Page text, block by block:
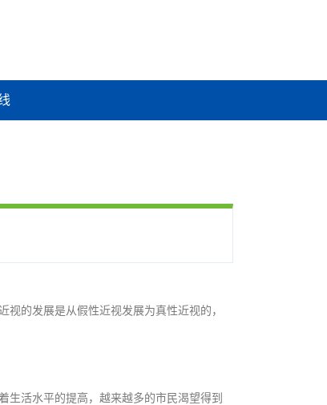
的发展是从假性近视发展为真性近视的，
生活水平的提高，越来越多的市民渴望得到